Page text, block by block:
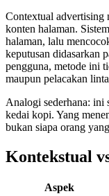
Contextual advertising
konten halaman.
halaman, lalu
keputusan didasarkan
pengguna, metode ini
maupun pelacakan
Analogi sederhana: ini
kedai kopi. Yang
bukan siapa orang
Kontekstual
Aspek